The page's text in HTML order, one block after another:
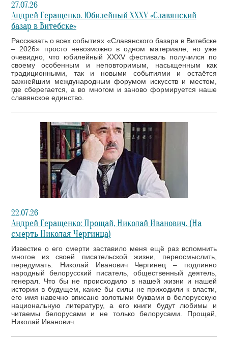
27.07.26
Андрей Геращенко. Юбилейный XXXV «Славянский
базар в Витебске»
Рассказать о всех событиях «Славянского базара в Витебске
– 2026» просто невозможно в одном материале, но уже
очевидно, что юбилейный XXXV фестиваль получился по
своему особенным и неповторимым, насыщенным как
традиционными, так и новыми событиями и остаётся
важнейшим международным форумом искусств и местом,
где сберегается, а во многом и заново формируется наше
славянское единство.
22.07.26
Андрей Геращенко: Прощай, Николай Иванович. (На
смерть Николая Чергинца)
Известие о его смерти заставило меня ещё раз вспомнить
многое из своей писательской жизни, переосмыслить,
передумать. Николай Иванович Чергинец – подлинно
народный белорусский писатель, общественный деятель,
генерал. Что бы не происходило в нашей жизни и нашей
истории в будущем, какие бы силы не приходили к власти,
его имя навечно вписано золотыми буквами в белорусскую
национальную литературу, а его книги будут любимы и
читаемы белорусами и не только белорусами. Прощай,
Николай Иванович.